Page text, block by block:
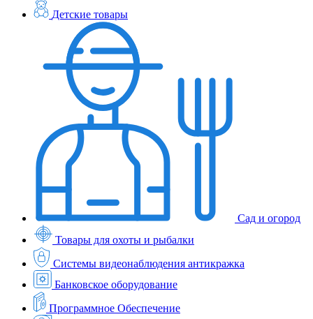
Детские товары
Сад и огород
Товары для охоты и рыбалки
Системы видеонаблюдения антикражка
Банковское оборудование
Программное Обеспечение